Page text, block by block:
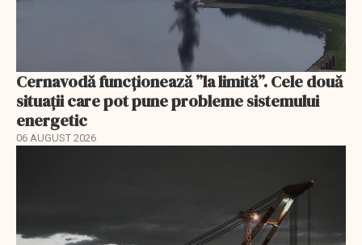
Cernavodă funcționează ”la limită”. Cele două
situații care pot pune probleme sistemului
energetic
06 AUGUST 2026